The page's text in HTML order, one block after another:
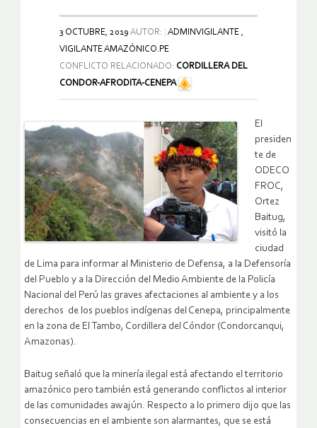
3 OCTUBRE, 2019 AUTOR:
ADMINVIGILANTE ,
VIGILANTE AMAZÓNICO.PE
CONFLICTO RELACIONADO: CORDILLERA DEL
CONDOR-AFRODITA-CENEPA
El
presiden
te de
ODECO
FROC,
Ortez
Baitug,
visitó la
ciudad
de Lima para informar al Ministerio de Defensa, a la Defensoría
del Pueblo y a la Dirección del Medio Ambiente de la Policía
Nacional del Perú las graves afectaciones al ambiente y a los
derechos de los pueblos indígenas del Cenepa, principalmente
en la zona de El Tambo, Cordillera del Cóndor (Condorcanqui,
Amazonas).
Baitug señaló que la minería ilegal está afectando el territorio
amazónico pero también está generando conflictos al interior
de las comunidades awajún. Respecto a lo primero dijo que las
consecuencias en el ambiente son alarmantes, que se está